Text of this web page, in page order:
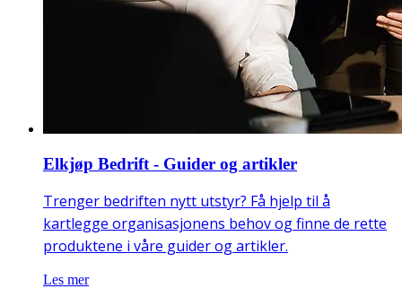
Elkjøp Bedrift - Guider og artikler
Trenger bedriften nytt utstyr? Få hjelp til å
kartlegge organisasjonens behov og finne de rette
produktene i våre guider og artikler.
Les mer